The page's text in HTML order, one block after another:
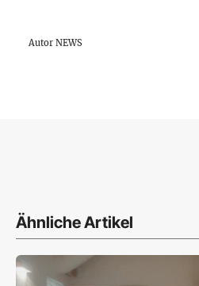
Autor NEWS
Ähnliche Artikel